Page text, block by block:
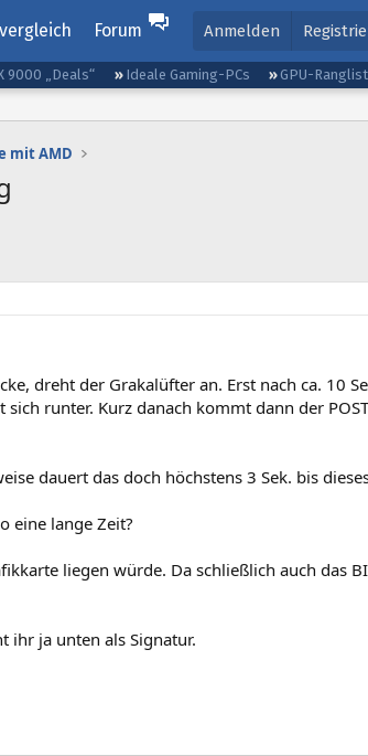
Forum Anmelden
9000 „Deals“ Ideale Gaming-PCs GPU-
mit AMD
dreht der Grakalüfter an. Erst nach ca. 10
runter. Kurz danach kommt dann der
dauert das doch höchstens 3 Sek. bis
eine lange Zeit?
liegen würde. Da schließlich auch das
ihr ja unten als Signatur.